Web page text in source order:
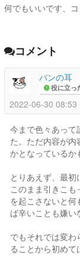
何でもいいです、コ
コメント
パンの耳
役に立っ
2022-06-30 08:53
今まで色々あって
た。ただ内容が
かとなっているか
とりあえず、最初
このまま引きこ
を起こさないと
ば辛いことも嫌い
でもそれでは変
ることから初めて